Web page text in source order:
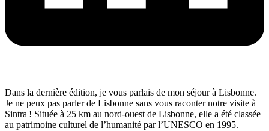
Dans la dernière édition, je vous parlais de mon séjour à Lisbonne.
Je ne peux pas parler de Lisbonne sans vous raconter notre visite à
Sintra ! Située à 25 km au nord-ouest de Lisbonne, elle a été classée
au patrimoine culturel de l’humanité par l’UNESCO en 1995.